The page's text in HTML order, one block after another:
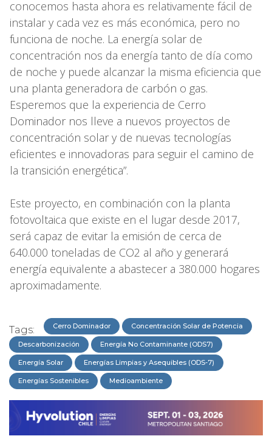
conocemos hasta ahora es relativamente fácil de
instalar y cada vez es más económica, pero no
funciona de noche. La energía solar de
concentración nos da energía tanto de día como
de noche y puede alcanzar la misma eficiencia que
una planta generadora de carbón o gas.
Esperemos que la experiencia de Cerro
Dominador nos lleve a nuevos proyectos de
concentración solar y de nuevas tecnologías
eficientes e innovadoras para seguir el camino de
la transición energética”.
Este proyecto, en combinación con la planta
fotovoltaica que existe en el lugar desde 2017,
será capaz de evitar la emisión de cerca de
640.000 toneladas de CO2 al año y generará
energía equivalente a abastecer a 380.000 hogares
aproximadamente.
Tags: Cerro Dominador Concentración Solar de Potencia
Descarbonización Energía No Contaminante (ODS7)
Energía Solar Energías Limpias y Asequibles (ODS-7)
Energías Sostenibles Medioambiente